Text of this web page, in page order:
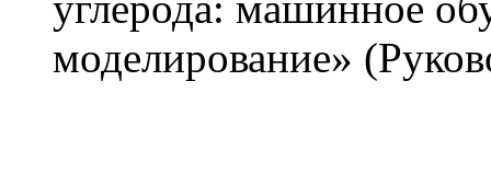
моделирование»